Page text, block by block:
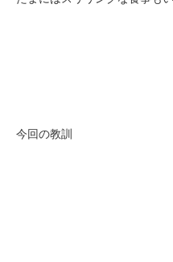
今回の教訓